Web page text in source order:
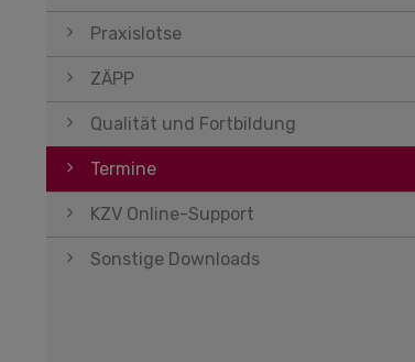
Praxislotse
ZÄPP
Qualität und Fortbildung
Termine
KZV Online-Support
Sonstige Downloads